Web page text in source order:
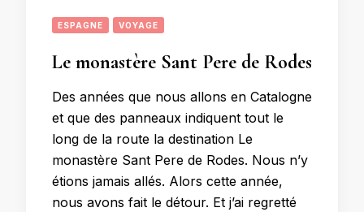
ESPAGNE VOYAGE
Le monastère Sant Pere de Rodes
Des années que nous allons en Catalogne
et que des panneaux indiquent tout le
long de la route la destination Le
monastère Sant Pere de Rodes. Nous n’y
étions jamais allés. Alors cette année,
nous avons fait le détour. Et j’ai regretté